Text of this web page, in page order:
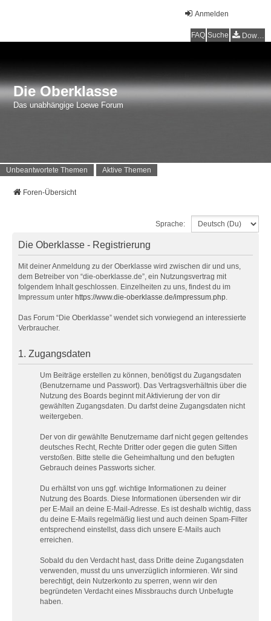
Anmelden
FAQ Suche Downloads
Die Oberklasse
Das unabhängige Loewe Forum
Unbeantwortete Themen Aktive Themen
Foren-Übersicht
Sprache:
Die Oberklasse - Registrierung
Mit deiner Anmeldung zu der Oberklasse wird zwischen dir und uns,
dem Betreiber von “die-oberklasse.de”, ein Nutzungsvertrag mit
folgendem Inhalt geschlossen. Einzelheiten zu uns, findest du im
Impressum unter https://www.die-oberklasse.de/impressum.php.
Das Forum “Die Oberklasse” wendet sich vorwiegend an interessierte
Verbraucher.
1. Zugangsdaten
Um Beiträge erstellen zu können, benötigst du Zugangsdaten
(Benutzername und Passwort). Das Vertragsverhältnis über die
Nutzung des Boards beginnt mit Aktivierung der von dir
gewählten Zugangsdaten. Du darfst deine Zugangsdaten nicht
weitergeben.
Der von dir gewählte Benutzername darf nicht gegen geltendes
deutsches Recht, Rechte Dritter oder gegen die guten Sitten
verstoßen. Bitte stelle die Geheimhaltung und den befugten
Gebrauch deines Passworts sicher.
Du erhältst von uns ggf. wichtige Informationen zu deiner
Nutzung des Boards. Diese Informationen übersenden wir dir
per E-Mail an deine E-Mail-Adresse. Es ist deshalb wichtig, dass
du deine E-Mails regelmäßig liest und auch deinen Spam-Filter
entsprechend einstellst, dass dich unsere E-Mails auch
erreichen.
Sobald du den Verdacht hast, dass Dritte deine Zugangsdaten
verwenden, musst du uns unverzüglich informieren. Wir sind
berechtigt, dein Nutzerkonto zu sperren, wenn wir den
begründeten Verdacht eines Missbrauchs durch Unbefugte
haben.